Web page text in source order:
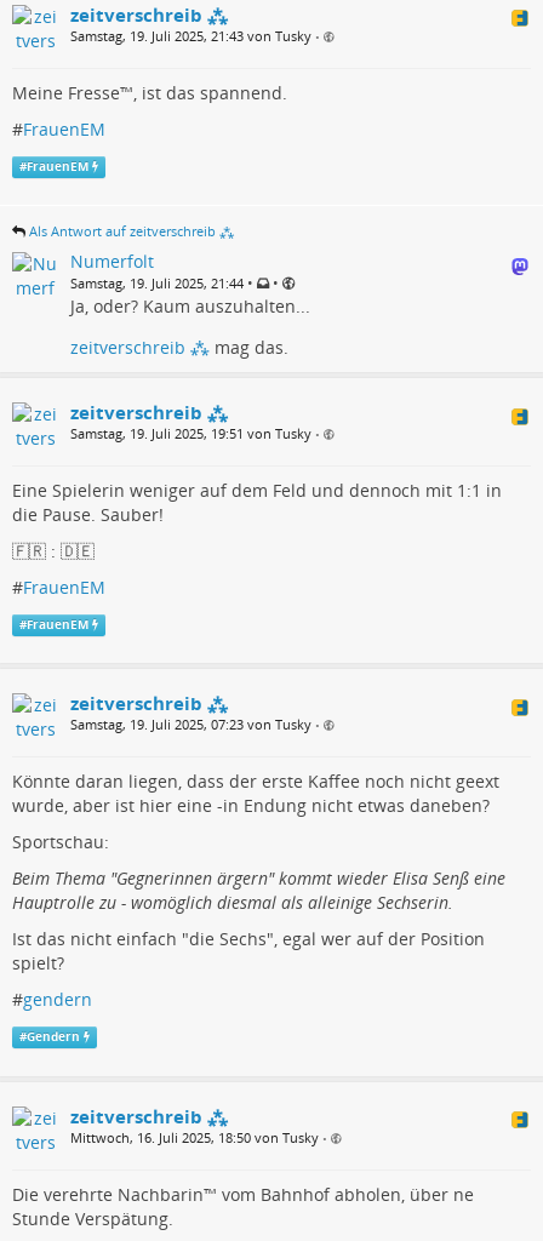
zeitverschreib ⁂
Samstag, 19. Juli 2025, 21:43 von Tusky •
Meine Fresse™, ist das spannend.
#FrauenEM
#FrauenEM
Als Antwort auf zeitverschreib ⁂
Numerfolt
Samstag, 19. Juli 2025, 21:44 • •
Ja, oder? Kaum auszuhalten...
zeitverschreib ⁂ mag das.
zeitverschreib ⁂
Samstag, 19. Juli 2025, 19:51 von Tusky •
Eine Spielerin weniger auf dem Feld und dennoch mit 1:1 in
die Pause. Sauber!
🇫🇷 : 🇩🇪
#FrauenEM
#FrauenEM
zeitverschreib ⁂
Samstag, 19. Juli 2025, 07:23 von Tusky •
Könnte daran liegen, dass der erste Kaffee noch nicht geext
wurde, aber ist hier eine -in Endung nicht etwas daneben?
Sportschau:
Beim Thema "Gegnerinnen ärgern" kommt wieder Elisa Senß eine
Hauptrolle zu - womöglich diesmal als alleinige Sechserin.
Ist das nicht einfach "die Sechs", egal wer auf der Position
spielt?
#gendern
#Gendern
zeitverschreib ⁂
Mittwoch, 16. Juli 2025, 18:50 von Tusky •
Die verehrte Nachbarin™ vom Bahnhof abholen, über ne
Stunde Verspätung.